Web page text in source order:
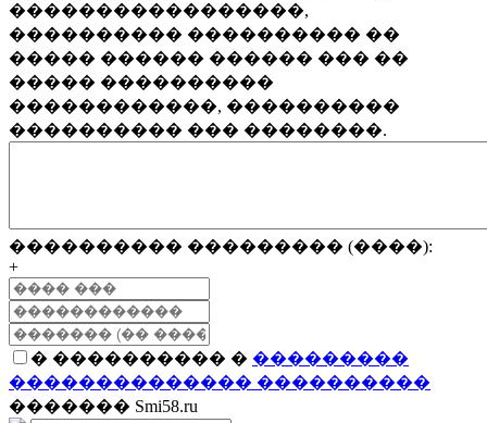
�����������������,
���������� ���������� ��
����� ������ ������ ��� ��
����� ����������
������������, ����������
���������� ��� ��������.
���������� ��������� (����):
+
� ���������� � ���������
�������������� ����������
������� Smi58.ru